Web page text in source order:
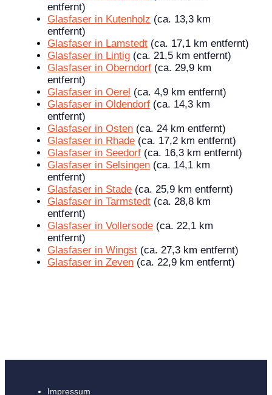
entfernt)
Glasfaser in Kutenholz (ca. 13,3 km
entfernt)
Glasfaser in Lamstedt (ca. 17,1 km entfernt)
Glasfaser in Lintig (ca. 21,5 km entfernt)
Glasfaser in Oberndorf (ca. 29,9 km
entfernt)
Glasfaser in Oerel (ca. 4,9 km entfernt)
Glasfaser in Oldendorf (ca. 14,3 km
entfernt)
Glasfaser in Osten (ca. 24 km entfernt)
Glasfaser in Rhade (ca. 17,2 km entfernt)
Glasfaser in Seedorf (ca. 16,3 km entfernt)
Glasfaser in Selsingen (ca. 14,1 km
entfernt)
Glasfaser in Stade (ca. 25,9 km entfernt)
Glasfaser in Tarmstedt (ca. 28,8 km
entfernt)
Glasfaser in Vollersode (ca. 22,1 km
entfernt)
Glasfaser in Wingst (ca. 27,3 km entfernt)
Glasfaser in Zeven (ca. 22,9 km entfernt)
Impressum